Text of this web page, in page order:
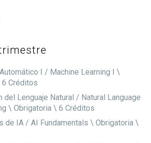
I / Machine Learning I \
Créditos
del Lenguaje Natural / Natural Language
\ Obrigatoria \ 6 Créditos
de IA / AI Fundamentals \ Obrigatoria \